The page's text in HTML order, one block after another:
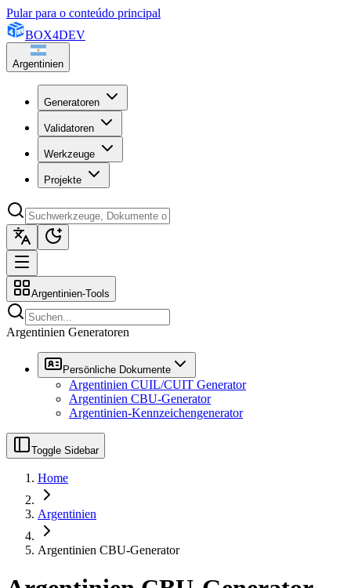
Pular para o conteúdo principal
BOX4DEV
Argentinien
Generatoren
Validatoren
Werkzeuge
Projekte
Argentinien-Tools
Argentinien Generatoren
Persönliche Dokumente
Argentinien CUIL/CUIT Generator
Argentinien CBU-Generator
Argentinien-Kennzeichengenerator
Toggle Sidebar
Home
Argentinien
Argentinien CBU-Generator